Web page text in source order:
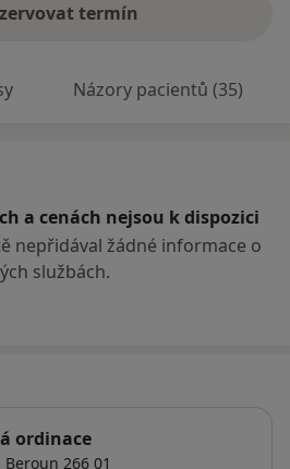
termín
Názory pacientů (35)
a cenách nejsou k dispozici
nepřidával žádné informace o
službách.
ordinace
Beroun 266 01